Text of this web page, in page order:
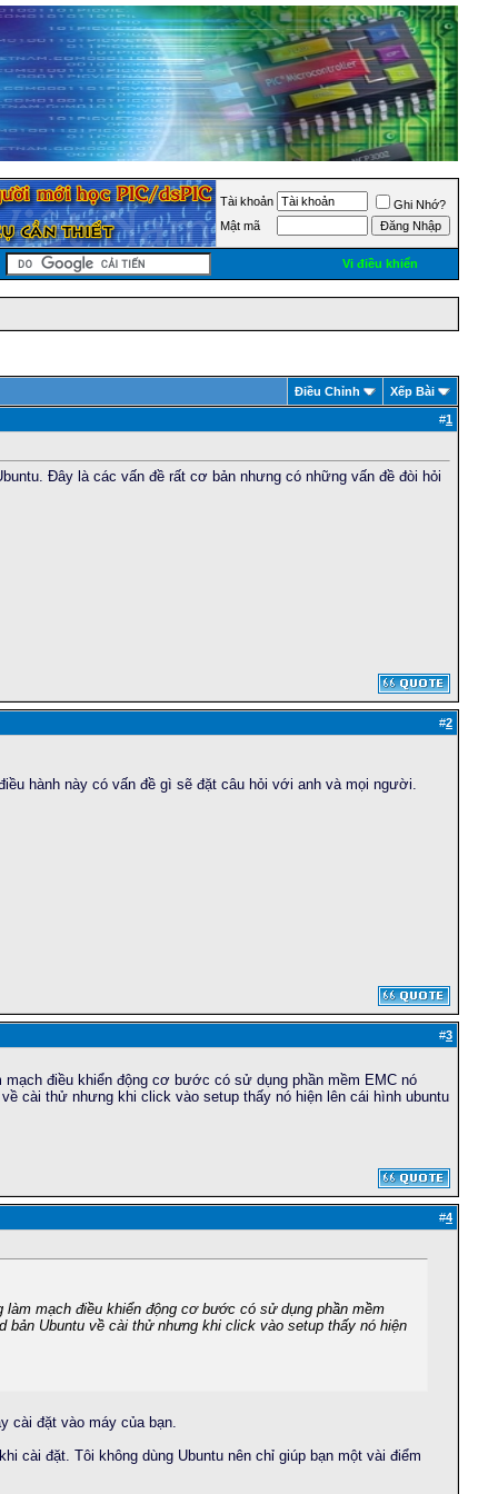
Tài khoản
Ghi Nhớ?
Mật mã
Vi điều khiển
Ðiều Chỉnh Xếp Bài
#1
Đây là các vấn đề rất cơ bản nhưng có những vấn đề đòi hỏi
#2
hành này có vấn đề gì sẽ đặt câu hỏi với anh và mọi người.
#3
điều khiển động cơ bước có sử dụng phần mềm EMC nó
cài thử nhưng khi click vào setup thấy nó hiện lên cái hình ubuntu
#4
mạch điều khiển động cơ bước có sử dụng phần mềm
bản Ubuntu về cài thử nhưng khi click vào setup thấy nó hiện
cài đặt vào máy của bạn.
cài đặt. Tôi không dùng Ubuntu nên chỉ giúp bạn một vài điểm